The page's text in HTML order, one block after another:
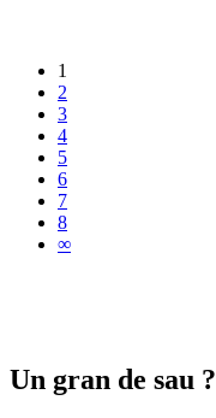
1
2
3
4
5
6
7
8
∞
Un gran de sau ?